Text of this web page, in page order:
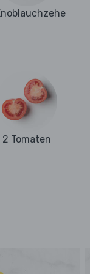
2 Tomaten